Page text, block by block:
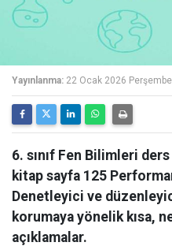
Yayınlanma: 22 Ocak 2026
6. sınıf Fen Bilimleri ders
kitap sayfa 125
Denetleyici ve
korumaya yönelik kısa,
açıklamalar.